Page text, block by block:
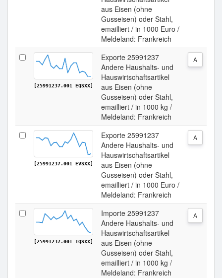
aus Eisen (ohne
Gusseisen) oder Stahl,
emailliert / in 1000 Euro /
Meldeland: Frankreich
[25991237.001 EQSXX]
Exporte 25991237
Andere Haushalts- und
Hauswirtschaftsartikel
aus Eisen (ohne
Gusseisen) oder Stahl,
emailliert / in 1000 kg /
Meldeland: Frankreich
A
[25991237.001 EVSXX]
Exporte 25991237
Andere Haushalts- und
Hauswirtschaftsartikel
aus Eisen (ohne
Gusseisen) oder Stahl,
emailliert / in 1000 Euro /
Meldeland: Frankreich
A
[25991237.001 IQSXX]
Importe 25991237
Andere Haushalts- und
Hauswirtschaftsartikel
aus Eisen (ohne
Gusseisen) oder Stahl,
emailliert / in 1000 kg /
Meldeland: Frankreich
A